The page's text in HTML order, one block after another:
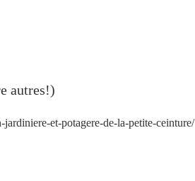
autres!)
et-potagere-de-la-petite-ceinture/